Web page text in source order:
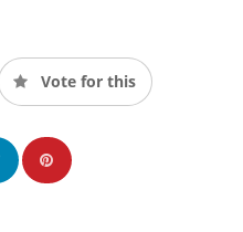
Vote for this